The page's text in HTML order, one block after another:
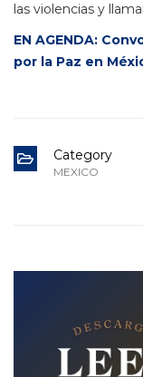
las violencias y
EN AGENDA:
por la Paz en
Category
MEXICO